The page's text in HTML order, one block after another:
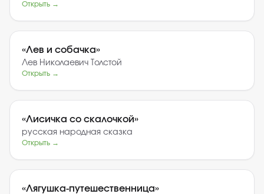
Открыть →
«Лев и собачка»
Лев Николаевич Толстой
Открыть →
«Лисичка со скалочкой»
русская народная сказка
Открыть →
«Лягушка-путешественница»